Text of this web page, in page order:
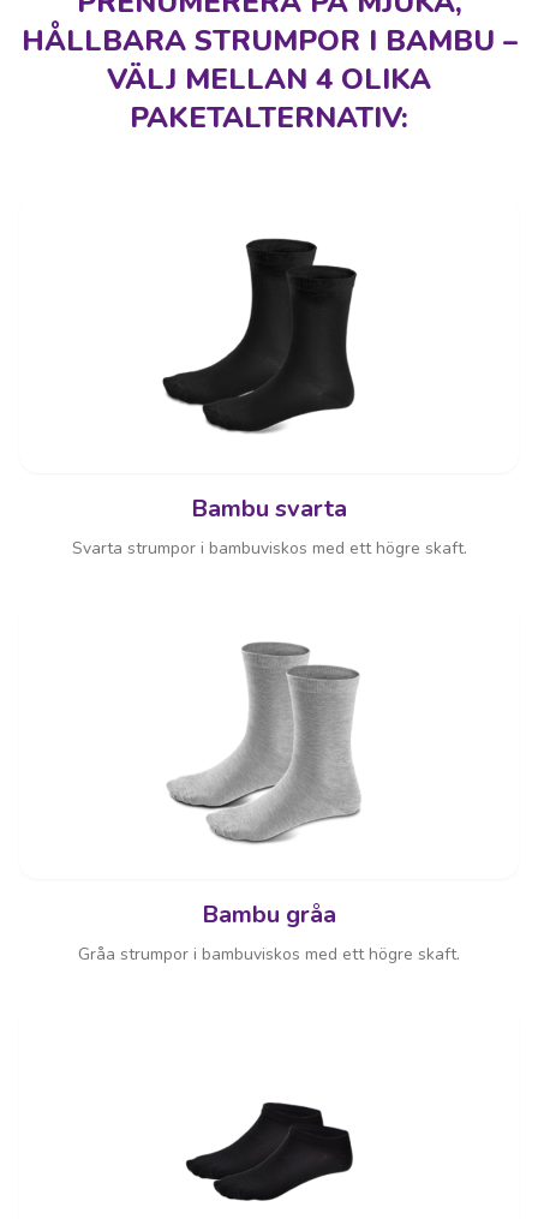
HÅLLBARA STRUMPOR I BAMBU –
VÄLJ MELLAN 4 OLIKA
PAKETALTERNATIV:
Bambu svarta
Svarta strumpor i bambuviskos med ett högre skaft.
Bambu gråa
Gråa strumpor i bambuviskos med ett högre skaft.